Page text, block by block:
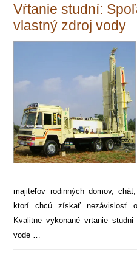
Vŕtanie studní:
vlastný zdroj vody
majiteľov rodinných domov,
ktorí chcú získať nezávislosť
Kvalitne vykonané vrtanie
vode …